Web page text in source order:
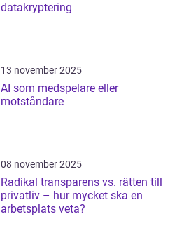
datakryptering
13 november 2025
AI som medspelare eller
motståndare
08 november 2025
Radikal transparens vs. rätten till
privatliv – hur mycket ska en
arbetsplats veta?